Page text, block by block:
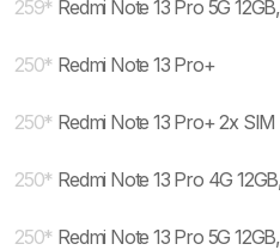
259* Redmi Note 13 Pro 5G
250* Redmi Note 13 Pro+
250* Redmi Note 13 Pro+ 2x SIM
250* Redmi Note 13 Pro 4G
250* Redmi Note 13 Pro 5G